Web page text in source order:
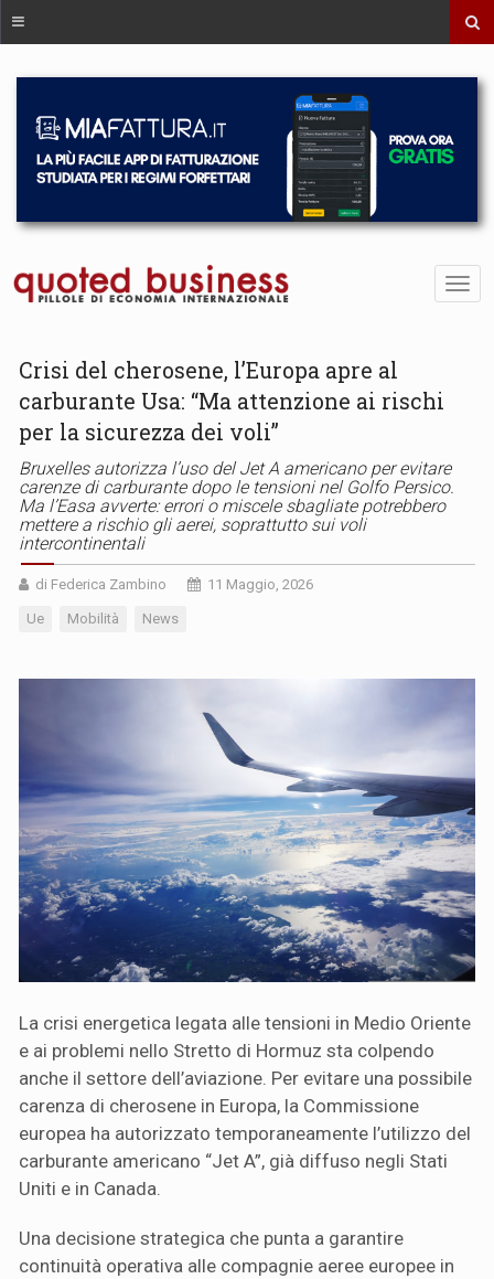
Crisi del cherosene, l’Europa apre al
carburante Usa: “Ma attenzione ai rischi
per la sicurezza dei voli”
Bruxelles autorizza l’uso del Jet A americano per evitare
carenze di carburante dopo le tensioni nel Golfo Persico.
Ma l’Easa avverte: errori o miscele sbagliate potrebbero
mettere a rischio gli aerei, soprattutto sui voli
intercontinentali
di Federica Zambino 11 Maggio, 2026
Ue Mobilità News
La crisi energetica legata alle tensioni in Medio Oriente
e ai problemi nello Stretto di Hormuz sta colpendo
anche il settore dell’aviazione. Per evitare una possibile
carenza di cherosene in Europa, la Commissione
europea ha autorizzato temporaneamente l’utilizzo del
carburante americano “Jet A”, già diffuso negli Stati
Uniti e in Canada.
Una decisione strategica che punta a garantire
continuità operativa alle compagnie aeree europee in